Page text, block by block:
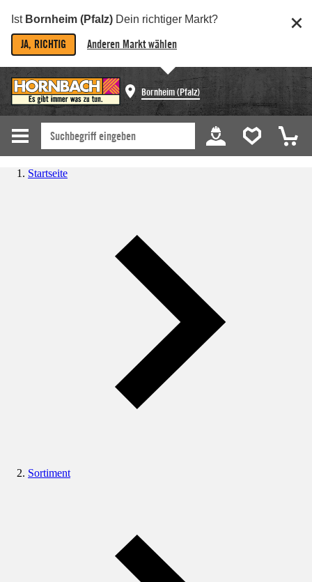
Ist Bornheim (Pfalz) Dein richtiger Markt?
JA, RICHTIG Anderen Markt wählen
Bornheim (Pfalz)
Startseite
Sortiment